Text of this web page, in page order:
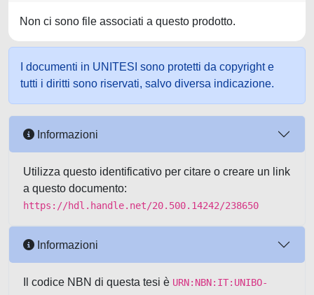
Non ci sono file associati a questo prodotto.
I documenti in UNITESI sono protetti da copyright e
tutti i diritti sono riservati, salvo diversa indicazione.
Informazioni
Utilizza questo identificativo per citare o creare un link
a questo documento:
https://hdl.handle.net/20.500.14242/238650
Informazioni
Il codice NBN di questa tesi è URN:NBN:IT:UNIBO-